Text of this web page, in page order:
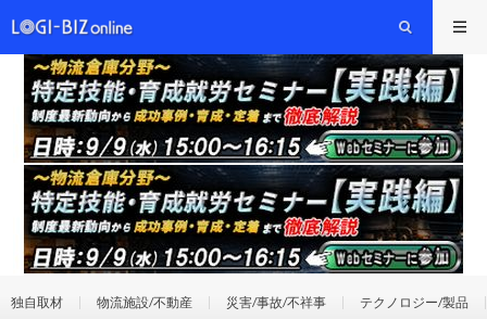
独自取材 物流施設/不動産 災害/事故/不祥事 テクノロジー/製品